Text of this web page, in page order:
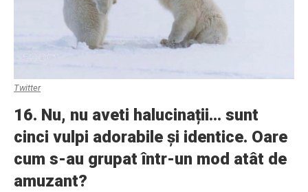
Twitter
16. Nu, nu aveti halucinații… sunt
cinci vulpi adorabile și identice. Oare
cum s-au grupat într-un mod atât de
amuzant?